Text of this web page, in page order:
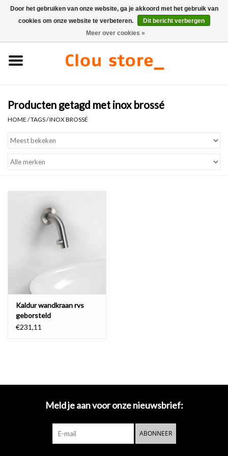
0 Artikelen - €0,00
Fonteinsets
Toiletten
Kranen & afvoeren
Badkamer accessoires
reserveonderdelen
Producten getagd met inox brossé
HOME /TAGS/INOX BROSSÉ
Kaldur wandkraan rvs
geborsteld
€231,11
Meld je aan voor onze nieuwsbrief:
ABONNEER
Door het gebruiken van onze website, ga je akkoord met het gebruik van
cookies om onze website te verbeteren.
Dit bericht verbergen
Meer over cookies »